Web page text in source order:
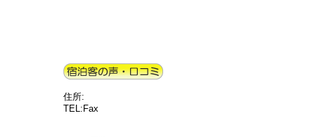
住所:
TEL:Fax